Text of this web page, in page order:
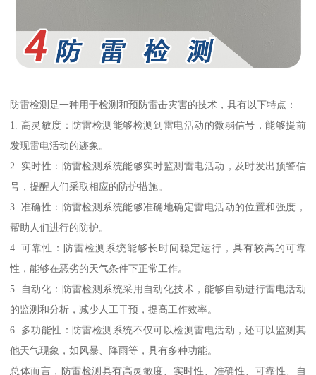
防雷检测是一种用于检测和预防雷击灾害的技术，具有以下特点：
1. 高灵敏度：防雷检测能够检测到雷电活动的微弱信号，能够提前
发现雷电活动的迹象。
2. 实时性：防雷检测系统能够实时监测雷电活动，及时发出预警信
号，提醒人们采取相应的防护措施。
3. 准确性：防雷检测系统能够准确地确定雷电活动的位置和强度，
帮助人们进行的防护。
4. 可靠性：防雷检测系统能够长时间稳定运行，具有较高的可靠
性，能够在恶劣的天气条件下正常工作。
5. 自动化：防雷检测系统采用自动化技术，能够自动进行雷电活动
的监测和分析，减少人工干预，提高工作效率。
6. 多功能性：防雷检测系统不仅可以检测雷电活动，还可以监测其
他天气现象，如风暴、降雨等，具有多种功能。
总体而言，防雷检测具有高灵敏度、实时性、准确性、可靠性、自